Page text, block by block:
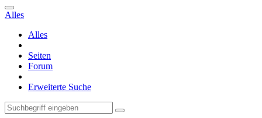
Alles
Alles
Seiten
Forum
Erweiterte Suche